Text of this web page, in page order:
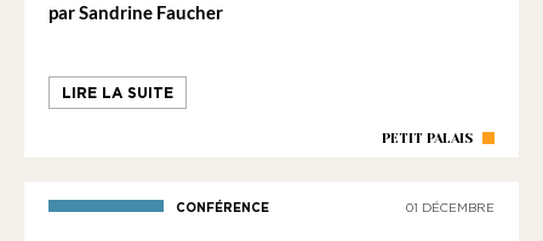
par Sandrine Faucher
LIRE LA SUITE
PETIT PALAIS
CONFÉRENCE 01 DÉCEMBRE